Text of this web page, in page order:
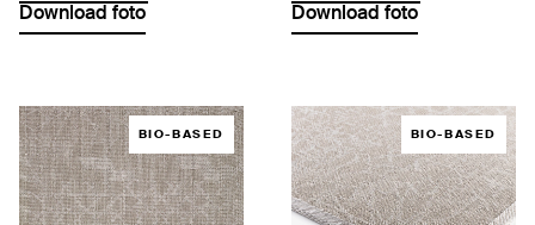
Download foto
Download foto
BIO-BASED BIO-BASED